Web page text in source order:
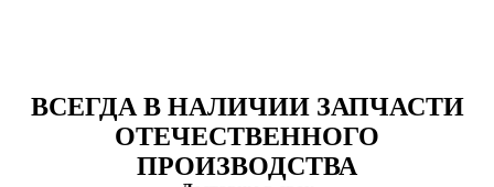
ВСЕГДА В НАЛИЧИИ ЗАПЧАСТИ
ОТЕЧЕСТВЕННОГО
ПРОИЗВОДСТВА